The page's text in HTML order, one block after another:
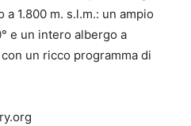
a 1.800 m. s.l.m.: un ampio
e un intero albergo a
un ricco programma di